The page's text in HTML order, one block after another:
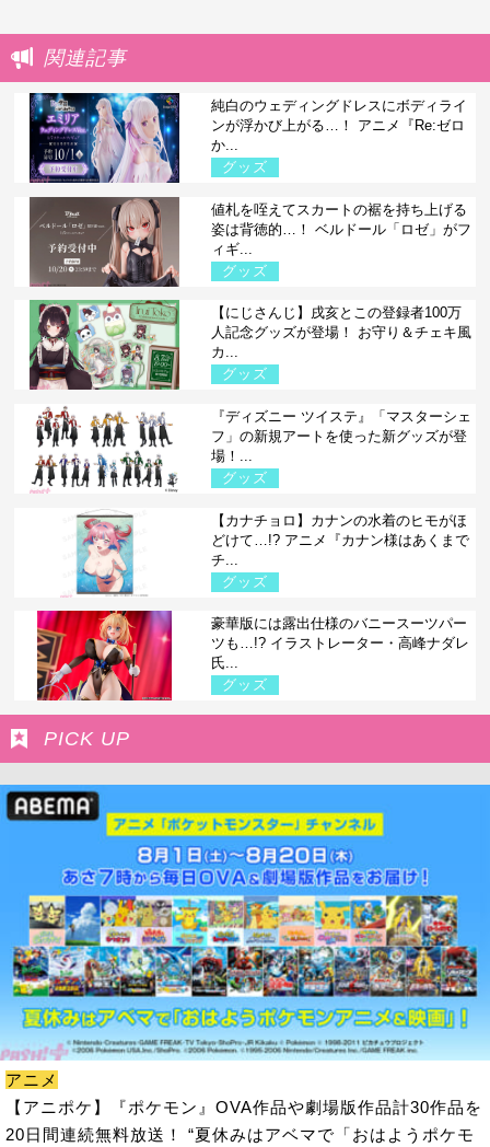
関連記事
純白のウェディングドレスにボディライ
ンが浮かび上がる…！ アニメ『Re:ゼロ
か...
グッズ
値札を咥えてスカートの裾を持ち上げる
姿は背徳的…！ ベルドール「ロゼ」がフ
ィギ...
グッズ
【にじさんじ】戌亥とこの登録者100万
人記念グッズが登場！ お守り＆チェキ風
カ...
グッズ
『ディズニー ツイステ』「マスターシェ
フ」の新規アートを使った新グッズが登
場！...
グッズ
【カナチョロ】カナンの水着のヒモがほ
どけて…!? アニメ『カナン様はあくまで
チ...
グッズ
豪華版には露出仕様のバニースーツパー
ツも…!? イラストレーター・高峰ナダレ
氏...
グッズ
PICK UP
アニメ
【アニポケ】『ポケモン』OVA作品や劇場版作品計30作品を
20日間連続無料放送！ “夏休みはアベマで「おはようポケモ